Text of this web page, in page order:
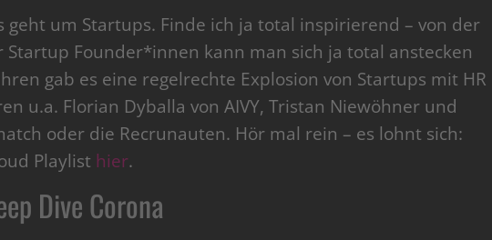
geht um Startups. Finde ich ja total inspirierend – von der
Startup Founder*innen kann man sich ja total anstecken
gab es eine regelrechte Explosion von Startups mit HR
u.a. Florian Dyballa von AIVY, Tristan Niewöhner und
oder die Recrunauten. Hör mal rein – es lohnt sich:
Playlist hier.
Dive Corona